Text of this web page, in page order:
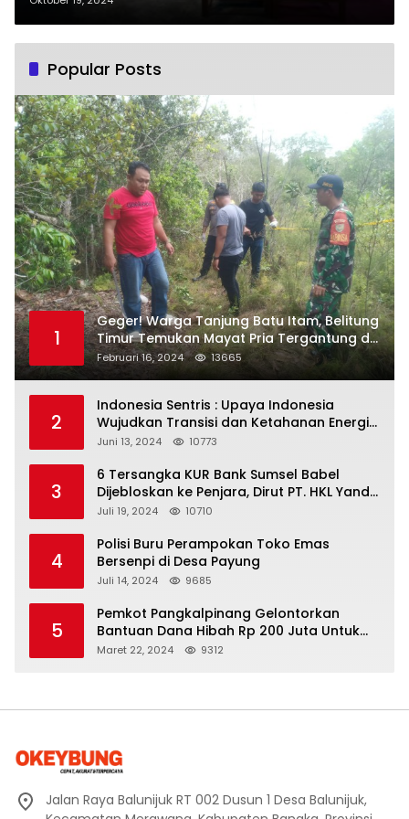
Popular Posts
1
Geger! Warga Tanjung Batu Itam, Belitung
Timur Temukan Mayat Pria Tergantung di
Pohon
Februari 16, 2024 13665
2
Indonesia Sentris : Upaya Indonesia
Wujudkan Transisi dan Ketahanan Energi
yang Berkelanjutan
Juni 13, 2024 10773
3
6 Tersangka KUR Bank Sumsel Babel
Dijebloskan ke Penjara, Dirut PT. HKL Yandi
Mangkir dari Panggilan Kejati
Juli 19, 2024 10710
4
Polisi Buru Perampokan Toko Emas
Bersenpi di Desa Payung
Juli 14, 2024 9685
5
Pemkot Pangkalpinang Gelontorkan
Bantuan Dana Hibah Rp 200 Juta Untuk
Pembangunan Masjid H. Bakri
Maret 22, 2024 9312
Jalan Raya Balunijuk RT 002 Dusun 1 Desa Balunijuk,